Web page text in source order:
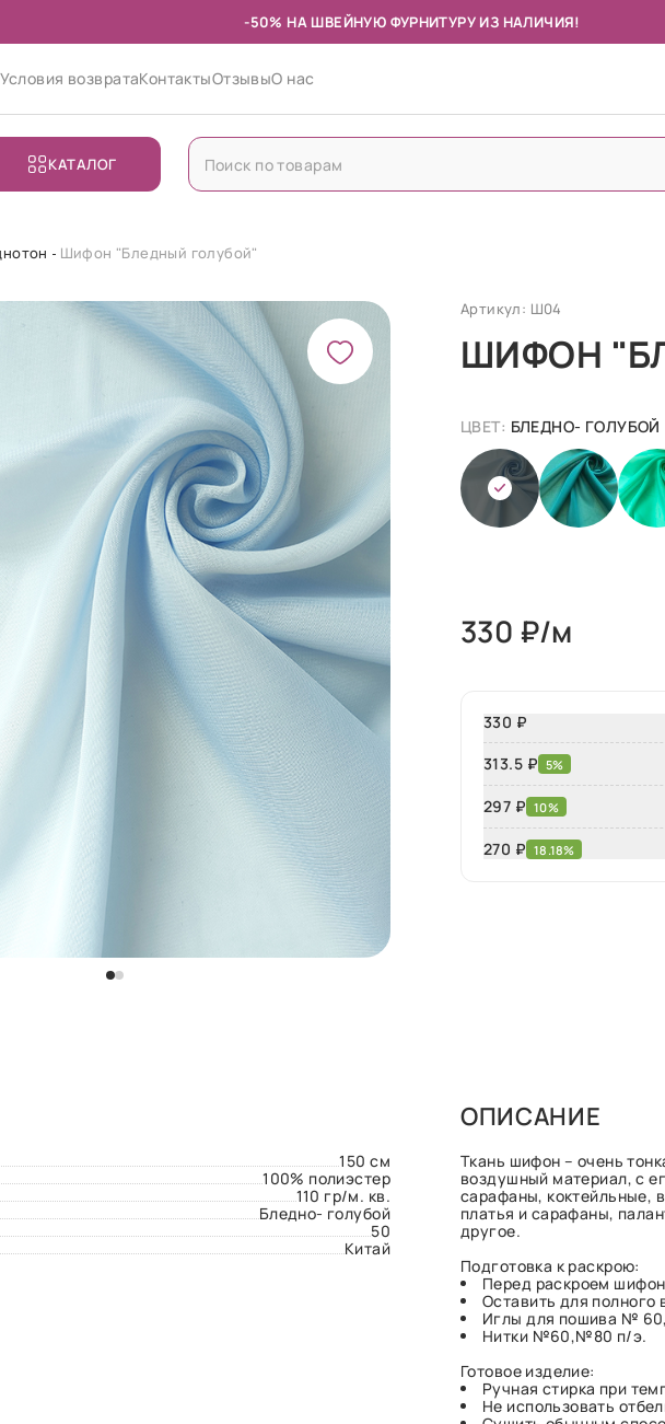
-50% НА ШВЕЙНУЮ ФУРНИТУРУ ИЗ НАЛИЧИЯ!
Условия возвратаКонтактыОтзывыО нас
КАТАЛОГ
Шифон "Бледный голубой"
Артикул: Ш04
ШИФОН
ЦВЕТ: БЛЕДНО- ГОЛУБОЙ
330 ₽/м
330 ₽
313.5 ₽ 5%
297 ₽ 10%
270 ₽ 18.18%
150 см
100% полиэстер
110 гр/м. кв.
Бледно- голубой
50
Китай
ОПИСАНИЕ
Ткань шифон – очень
воздушный материал, с
сарафаны, коктейльные,
платья и сарафаны,
другое.
Подготовка к раскрою:
Перед раскроем
Оставить для полного
Иглы для пошива №
Нитки №60,№80 п/э.
Готовое изделие:
Ручная стирка при
Не использовать